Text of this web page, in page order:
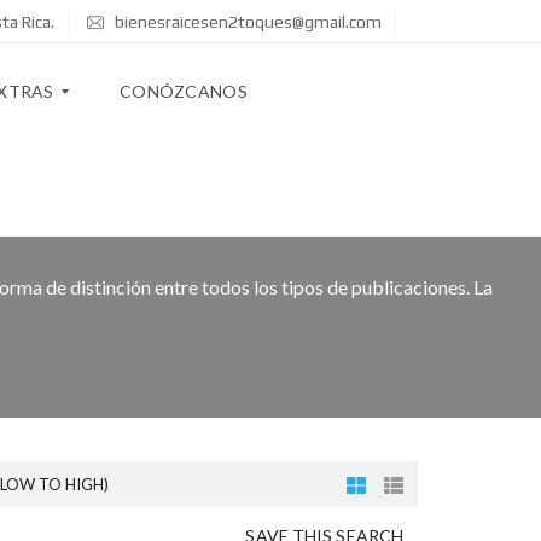
Rica. bienesraicesen2toques@gmail.com
CONÓZCANOS
de distinción entre todos los tipos de publicaciones. La
TO HIGH)
SAVE THIS SEARCH